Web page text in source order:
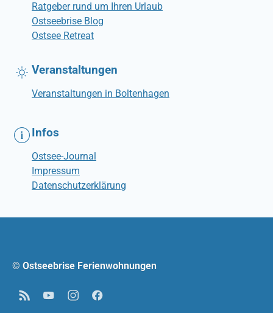
Ratgeber rund um Ihren Urlaub
Ostseebrise Blog
Ostsee Retreat
Veranstaltungen
Veranstaltungen in Boltenhagen
Infos
Ostsee-Journal
Impressum
Datenschutzerklärung
© Ostseebrise Ferienwohnungen
RSS YouTubeInstagramFacebook